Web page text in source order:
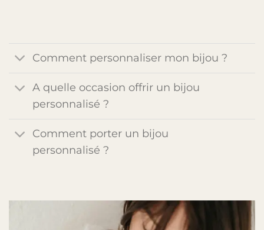
Comment personnaliser mon bijou ?
A quelle occasion offrir un bijou
personnalisé ?
Comment porter un bijou
personnalisé ?